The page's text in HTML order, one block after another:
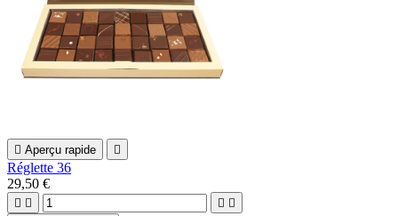
 Aperçu rapide 
Réglette 36
29,50 €
   